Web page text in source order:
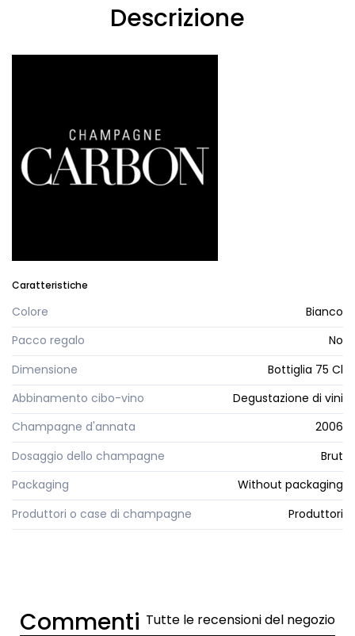
Descrizione
Caratteristiche
Colore
Bianco
Pacco regalo
No
Dimensione
Bottiglia 75 Cl
Abbinamento cibo-vino
Degustazione di vini
Champagne d'annata
2006
Dosaggio dello champagne
Brut
Packaging
Without packaging
Produttori o case di champagne
Produttori
Commenti Tutte le recensioni del negozio